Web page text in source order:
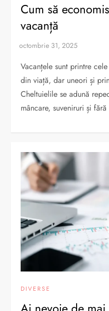
Cum să
vacanță
Vacanțele sunt printre
din viață, dar uneori și
Cheltuielile se adună
mâncare, suveniruri și
DIVERSE